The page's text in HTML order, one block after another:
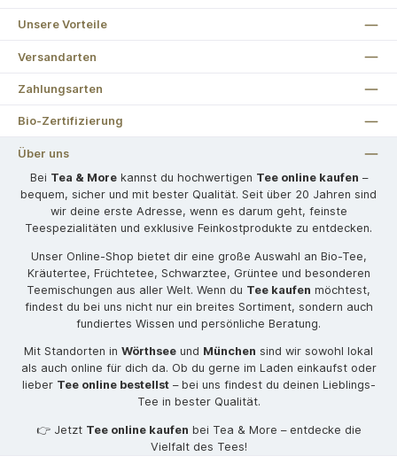
Unsere Vorteile
Versandarten
Zahlungsarten
Bio-Zertifizierung
Über uns
Bei Tea & Morekannst du hochwertigen Tee online kaufen –
bequem, sicher und mit bester Qualität. Seit über 20 Jahren sind
wir deine erste Adresse, wenn es darum geht, feinste
Teespezialitäten und exklusive Feinkostprodukte zu entdecken.
Unser Online-Shop bietet dir eine große Auswahl an Bio-Tee,
Kräutertee, Früchtetee, Schwarztee, Grüntee und besonderen
Teemischungen aus aller Welt. Wenn du Tee kaufen möchtest,
findest du bei uns nicht nur ein breites Sortiment, sondern auch
fundiertes Wissen und persönliche Beratung.
Mit Standorten in Wörthsee und München sind wir sowohl lokal
als auch online für dich da. Ob du gerne im Laden einkaufst oder
lieber Tee online bestellst– bei uns findest du deinen Lieblings-
Tee in bester Qualität.
👉 Jetzt Tee online kaufen bei Tea & More – entdecke die
Vielfalt des Tees!